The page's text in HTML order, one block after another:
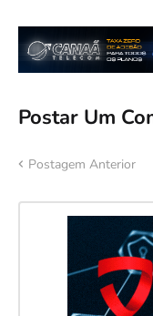
Postar Um
Postagem Anterior